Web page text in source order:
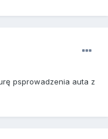
psprowadzenia auta z